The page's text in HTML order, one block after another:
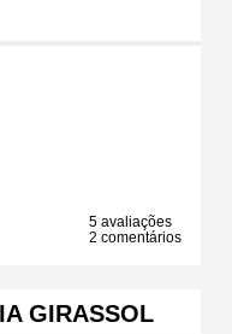
5 avaliações
2 comentários
GIRASSOL